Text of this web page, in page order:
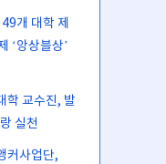
개 대학 제
‘앙상블상’
학 교수진, 발
실천
커사업단,